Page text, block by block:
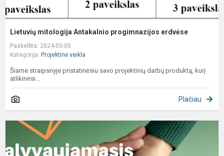
Lietuvių mitologija Antakalnio progimnazijos erdvėse
Paskelbta: 2024-03-05
Kategorija: Projektinė veikla
Šiame straipsnyje pristatinėsiu savo projektinių darbų produktą, kurį
atlikinėsi...
Plačiau